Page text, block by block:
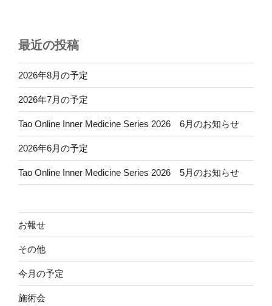
最近の投稿
2026年8月の予定
2026年7月の予定
Tao Online Inner Medicine Series 2026 6月のお知らせ
2026年6月の予定
Tao Online Inner Medicine Series 2026 5月のお知らせ
お報せ
その他
今月の予定
施術会